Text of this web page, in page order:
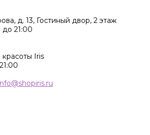
д. 13, Гостиный двор, 2 этаж
21:00
Iris